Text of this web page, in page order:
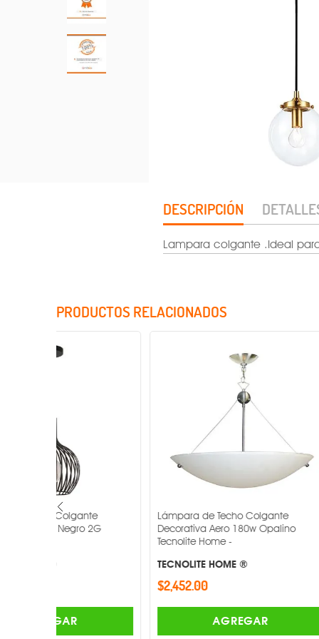
DESCRIPCIÓN
Lampara colgante .Ideal
Voltaje
Tipo de Foco
Cantidad de focos
Distribución de luz
Atenuable
Acabado
Dimensiones
PRODUCTOS RELACIONADOS
Lámpara de Techo Colgante
Decorativa Aero 180w Opalino
TECNOLITE HOME ®
Lámpara de
Decorativa
TECNOLITE